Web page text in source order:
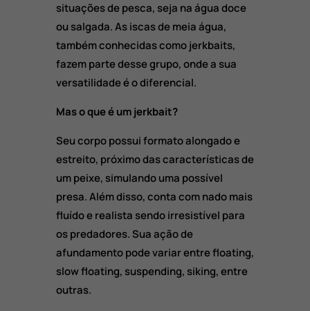
situações de pesca, seja na água doce
ou salgada. As iscas de meia água,
também conhecidas como jerkbaits,
fazem parte desse grupo, onde a sua
versatilidade é o diferencial.
Mas o que é um jerkbait?
Seu corpo possui formato alongado e
estreito, próximo das características de
um peixe, simulando uma possível
presa. Além disso, conta com nado mais
fluído e realista sendo irresistível para
os predadores. Sua ação de
afundamento pode variar entre floating,
slow floating, suspending, siking, entre
outras.